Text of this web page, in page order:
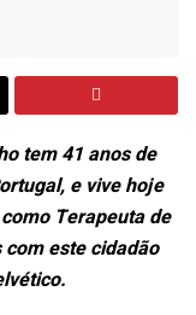
tem 41 anos de
e vive hoje
Terapeuta de
este cidadão